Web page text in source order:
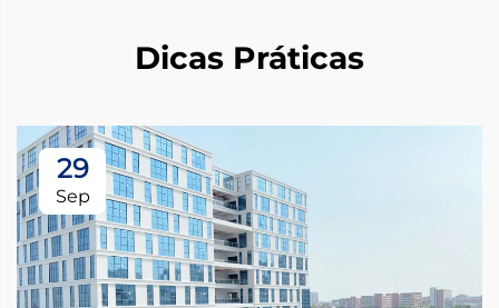
Dicas Práticas
29
Sep